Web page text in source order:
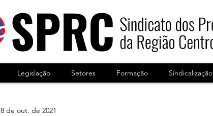
Legislação Setores Formação Sindicalização
8 de out. de 2021